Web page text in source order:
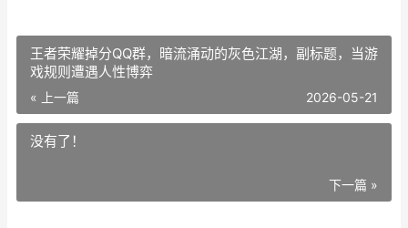
王者荣耀掉分QQ群，暗流涌动的灰色江湖，副标题，当游
戏规则遭遇人性博弈
« 上一篇 2026-05-21
没有了！
下一篇 »